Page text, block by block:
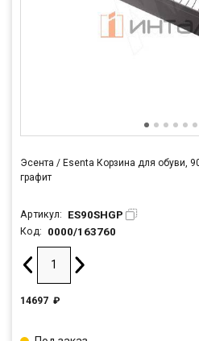
Эсента / Esenta Корзина для обуви,
графит
Артикул: ES90SHGP
Код: 0000/163760
14697 ₽